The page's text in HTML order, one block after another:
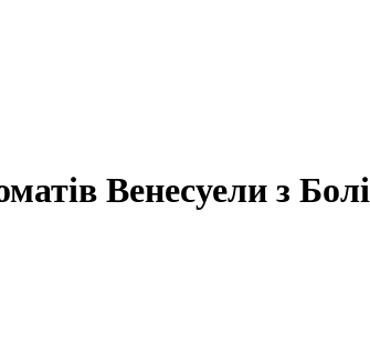
Венесуели з